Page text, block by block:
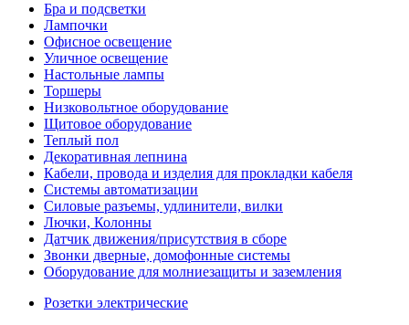
Бра и подсветки
Лампочки
Офисное освещение
Уличное освещение
Настольные лампы
Торшеры
Низковольтное оборудование
Щитовое оборудование
Теплый пол
Декоративная лепнина
Кабели, провода и изделия для прокладки кабеля
Системы автоматизации
Силовые разъемы, удлинители, вилки
Лючки, Колонны
Датчик движения/присутствия в сборе
Звонки дверные, домофонные системы
Оборудование для молниезащиты и заземления
Розетки электрические